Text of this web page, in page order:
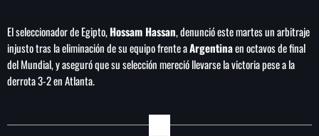
LOCUCIÓN (TALENTO AL AIRE)
RANKING
COMUNÍCATE
PUBLICIDAD
El seleccionador de Egipto,Hossam Hassan, denunció este martes un arbitraje
injusto tras la eliminación de su equipo frente aArgentinaen octavos de final
del Mundial, y aseguró que su selección mereció llevarse la victoria pese a la
derrota 3-2 en Atlanta.